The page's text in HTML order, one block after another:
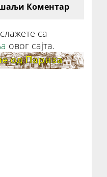
Коментар
са
овог сајта.